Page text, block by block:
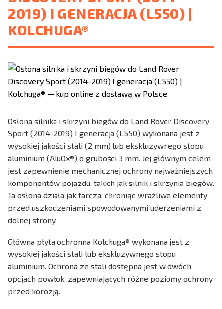
2019) I GENERACJA (L550) |
KOLCHUGA®
Osłona silnika i skrzyni biegów do Land Rover Discovery
Sport (2014-2019) I generacja (L550) wykonana jest z
wysokiej jakości stali (2 mm) lub ekskluzywnego stopu
aluminium (AluOx®) o grubości 3 mm. Jej głównym celem
jest zapewnienie mechanicznej ochrony najważniejszych
komponentów pojazdu, takich jak silnik i skrzynia biegów.
Ta osłona działa jak tarcza, chroniąc wrażliwe elementy
przed uszkodzeniami spowodowanymi uderzeniami z
dolnej strony.
Główna płyta ochronna Kolchuga® wykonana jest z
wysokiej jakości stali lub ekskluzywnego stopu
aluminium. Ochrona ze stali dostępna jest w dwóch
opcjach powłok, zapewniających różne poziomy ochrony
przed korozją.